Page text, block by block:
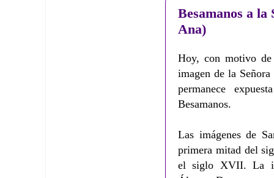
Besamanos a la
Ana)
Hoy, con motivo
imagen de la
permanece
Besamanos.
Las imágenes de
primera mitad del
el siglo XVII. La